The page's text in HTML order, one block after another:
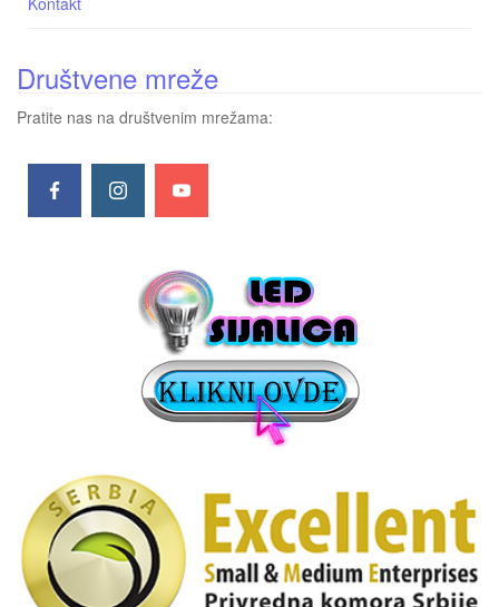
Društvene mreže
Pratite nas na društvenim mrežama: